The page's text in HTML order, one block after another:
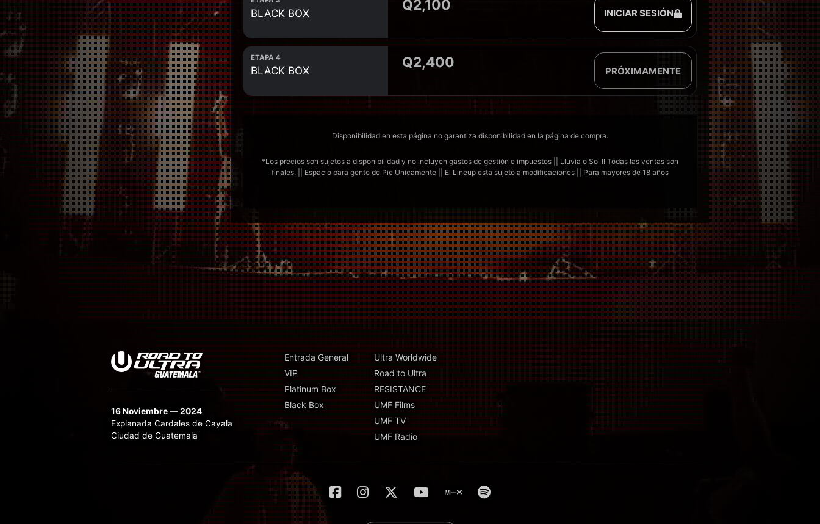
BLACK BOX Q2,100 INICIAR SESIÓN
ETAPA 4
BLACK BOX Q2,400 PRÓXIMAMENTE
Disponibilidad en esta página no garantiza disponibilidad en la página de compra.
*Los precios son sujetos a disponibilidad y no incluyen gastos de gestión e impuestos || Lluvia o Sol II Todas las ventas son
finales. || Espacio para gente de Pie Unicamente || El Lineup esta sujeto a modificaciones || Para mayores de 18 años
16 Noviembre — 2024
Explanada Cardales de Cayala
Ciudad de Guatemala
Entrada General
VIP
Platinum Box
Black Box
Ultra Worldwide
Road to Ultra
RESISTANCE
UMF Films
UMF TV
UMF Radio